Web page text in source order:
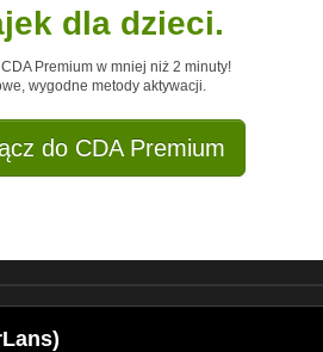
dla dzieci.
CDA Premium w mniej niż 2 minuty!
wygodne metody aktywacji.
do CDA Premium